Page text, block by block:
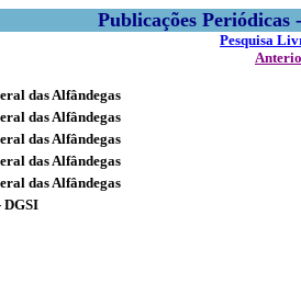
Publicações
Pesquisa
das Alfândegas
das Alfândegas
das Alfândegas
das Alfândegas
das Alfândegas